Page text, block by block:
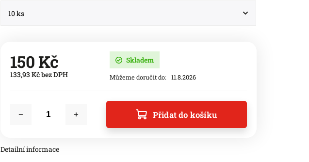
150 Kč
133,93 Kč bez DPH
Skladem
Můžeme doručit do: 11.8.2026
Přidat do košíku
Detailní informace